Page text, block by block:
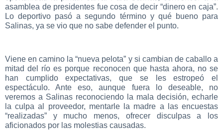
asamblea de presidentes fue cosa de decir “dinero en caja”.
Lo deportivo pasó a segundo término y qué bueno para
Salinas, ya se vio que no sabe defender el punto.
Viene en camino la “nueva pelota” y si cambian de caballo a
mitad del río es porque reconocen que hasta ahora, no se
han cumplido expectativas, que se les estropeó el
espectáculo. Ante eso, aunque fuera lo deseable, no
veremos a Salinas reconociendo la mala decisión, echarle
la culpa al proveedor, mentarle la madre a las encuestas
“realizadas” y mucho menos, ofrecer disculpas a los
aficionados por las molestias causadas.